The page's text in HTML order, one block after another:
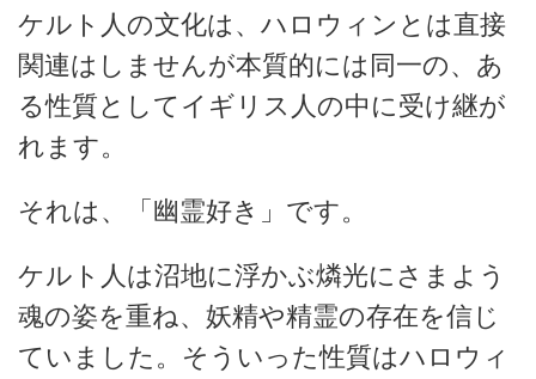
ケルト人の文化は、ハロウィンとは直接
関連はしませんが本質的には同一の、あ
る性質としてイギリス人の中に受け継が
れます。
それは、「幽霊好き」です。
ケルト人は沼地に浮かぶ燐光にさまよう
魂の姿を重ね、妖精や精霊の存在を信じ
ていました。そういった性質はハロウィ